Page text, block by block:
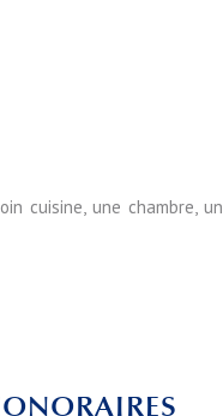
cuisine, une chambre, un